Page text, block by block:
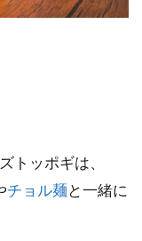
トッポギは、
チョル麺 と一緒に